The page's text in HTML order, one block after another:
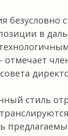
безусловно
в
отмечает
стиль